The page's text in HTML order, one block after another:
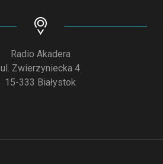
Radio Akadera
ul. Zwierzyniecka 4
15-333 Białystok